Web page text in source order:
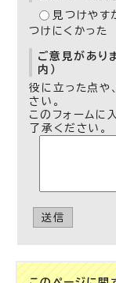
見つけやす
つけにくかった
ご意見があり
内）
役に立った点や
さい。
このフォームに
了承ください。
送信